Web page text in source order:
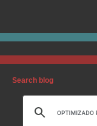
Search blog